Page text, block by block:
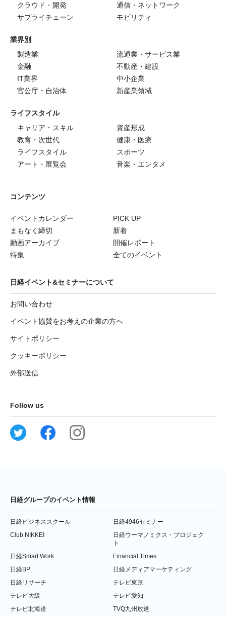
クラウド・開発
通信・ネットワーク
サプライチェーン
モビリティ
業界別
製造業
流通業・サービス業
金融
不動産・建設
IT業界
中小企業
官公庁・自治体
新産業領域
ライフスタイル
キャリア・スキル
資産形成
教育・次世代
健康・医療
ライフスタイル
スポーツ
アート・展覧会
音楽・エンタメ
コンテンツ
イベントカレンダー
PICK UP
まもなく締切
新着
動画アーカイブ
開催レポート
特集
全てのイベント
日経イベント&セミナーについて
お問い合わせ
イベント協賛をお考えの企業の方へ
サイトポリシー
クッキーポリシー
外部送信
Follow us
日経グループのイベント情報
日経ビジネススクール
日経4946セミナー
Club NIKKEI
日経ウーマノミクス・プロジェク
ト
日経Smart Work
Financial Times
日経BP
日経メディアマーケティング
日経リサーチ
テレビ東京
テレビ大阪
テレビ愛知
テレビ北海道
TVQ九州放送